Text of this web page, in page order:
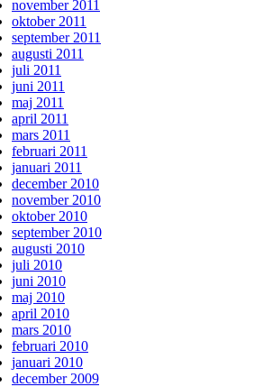
november 2011
oktober 2011
september 2011
augusti 2011
juli 2011
juni 2011
maj 2011
april 2011
mars 2011
februari 2011
januari 2011
december 2010
november 2010
oktober 2010
september 2010
augusti 2010
juli 2010
juni 2010
maj 2010
april 2010
mars 2010
februari 2010
januari 2010
december 2009